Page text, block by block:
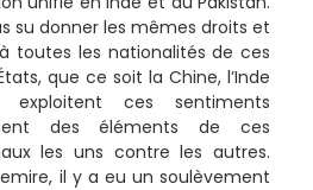
su donner les mêmes droits et
toutes les nationalités de ces
que ce soit la Chine, l’Inde
exploitent ces sentiments
des éléments de ces
les uns contre les autres.
il y a eu un soulèvement